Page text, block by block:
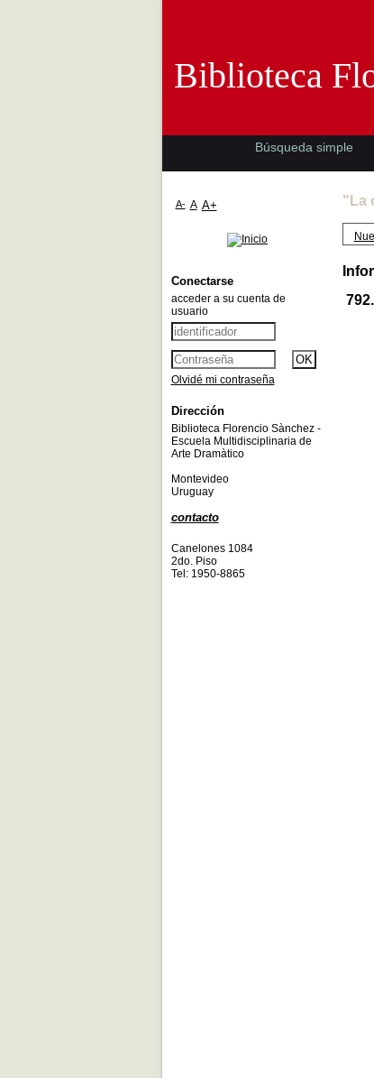
"La
Biblioteca
Búsqueda simple
A- A A+
Conectarse
acceder a su cuenta de
usuario
Olvidé mi contraseña
Dirección
Biblioteca Florencio Sànchez -
Escuela Multidisciplinaria de
Arte Dramàtico
Montevideo
Uruguay
contacto
Canelones 1084
2do. Piso
Tel: 1950-8865